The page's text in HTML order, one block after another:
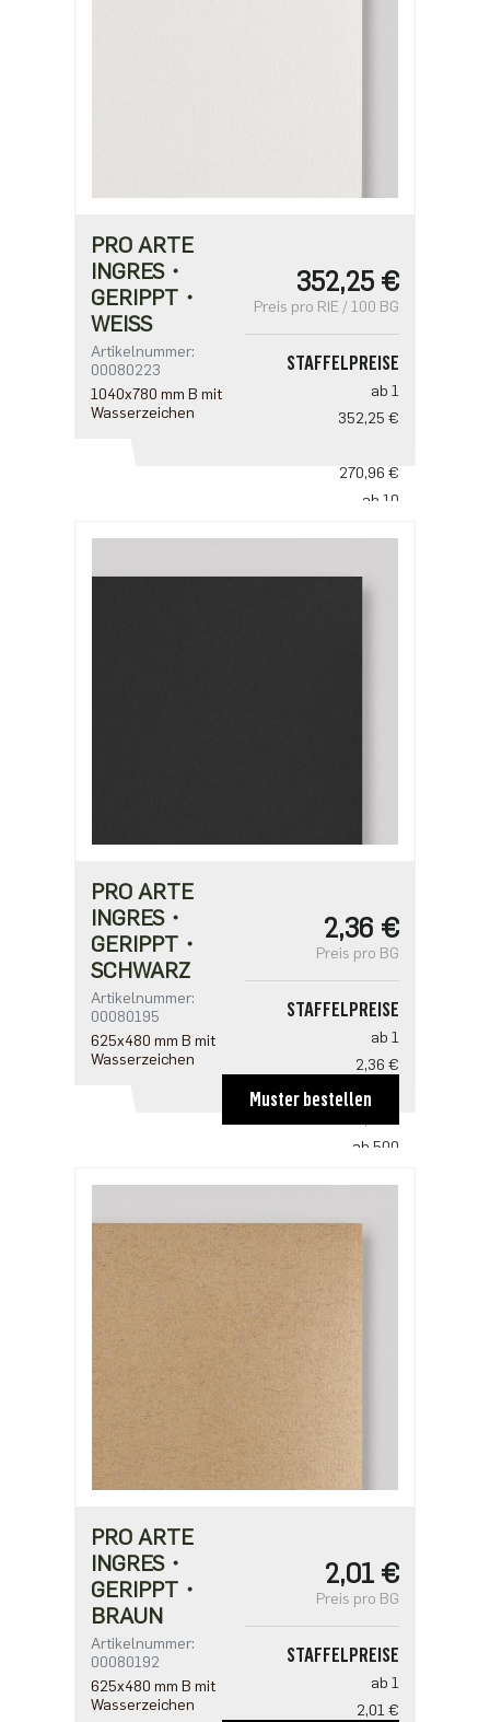
PRO ARTE
INGRES・
GERIPPT・
WEISS
Artikelnummer:
00080223
1040x780 mm B mit
Wasserzeichen
352,25 €
Preis pro RIE / 100 BG
STAFFELPREISE
ab 1
352,25 €
270,96 €
ab 10
PRO ARTE
INGRES・
GERIPPT・
SCHWARZ
Artikelnummer:
00080195
625x480 mm B mit
Wasserzeichen
2,36 €
Preis pro BG
STAFFELPREISE
ab 1
2,36 €
ab 100
ab 500
1,00 €
Muster bestellen
PRO ARTE
INGRES・
GERIPPT・
BRAUN
Artikelnummer:
00080192
625x480 mm B mit
Wasserzeichen
2,01 €
Preis pro BG
STAFFELPREISE
ab 1
2,01 €